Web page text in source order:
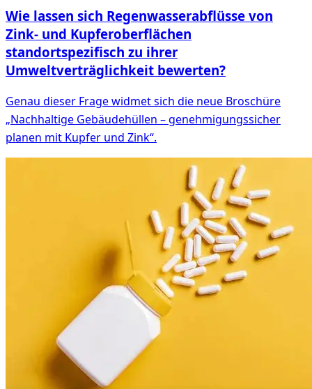
Wie lassen sich Regenwasserabflüsse von
Zink- und Kupferoberflächen
standortspezifisch zu ihrer
Umweltverträglichkeit bewerten?
Genau dieser Frage widmet sich die neue Broschüre
„Nachhaltige Gebäudehüllen – genehmigungssicher
planen mit Kupfer und Zink“.